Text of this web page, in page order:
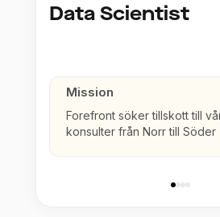
Data Scientist
Mission
Forefront söker tillskott till
konsulter från Norr till Söder